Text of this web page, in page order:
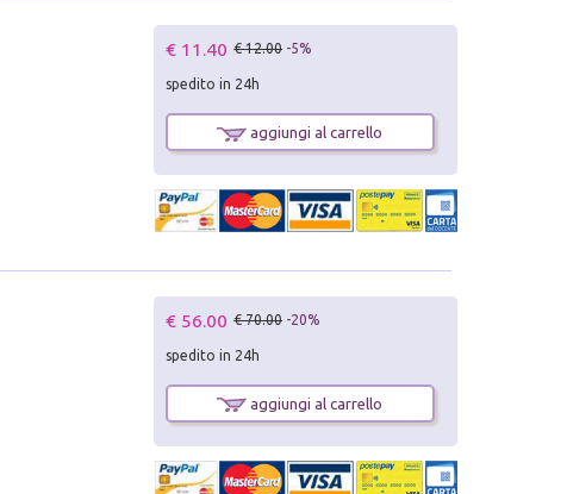
€ 11.40 € 12.00 -5%
spedito in 24h
aggiungi al carrello
€ 56.00 € 70.00 -20%
spedito in 24h
aggiungi al carrello